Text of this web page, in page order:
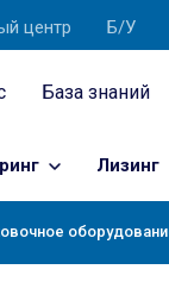
центр Б/У
База знаний
Лизинг